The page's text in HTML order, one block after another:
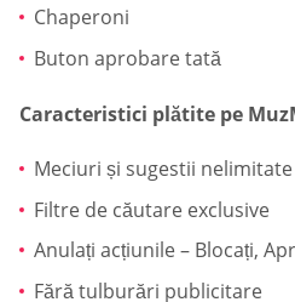
Chaperoni
Buton aprobare tată
Caracteristici plătite pe
Meciuri și sugestii nelimitate
Filtre de căutare exclusive
Anulați acțiunile – Blocați,
Fără tulburări publicitare